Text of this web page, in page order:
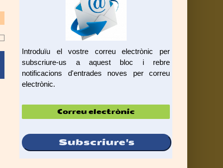
Introduïu el vostre correu electrònic per
subscriure-us a aquest bloc i rebre
notificacions d'entrades noves per correu
electrònic.
electrònic
Subscriure's